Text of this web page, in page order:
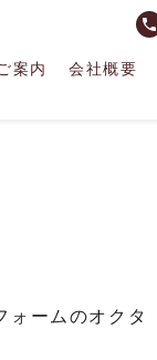
phone
案内 会社概要
ームのオクタ